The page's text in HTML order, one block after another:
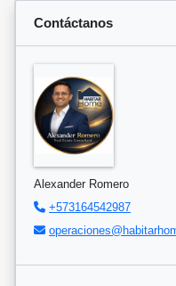
Contáctanos
Alexander Romero
+573164542987